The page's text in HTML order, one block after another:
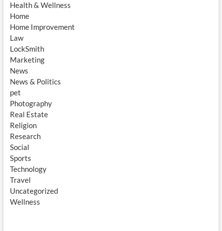
Health & Wellness
Home
Home Improvement
Law
LockSmith
Marketing
News
News & Politics
pet
Photography
Real Estate
Religion
Research
Social
Sports
Technology
Travel
Uncategorized
Wellness